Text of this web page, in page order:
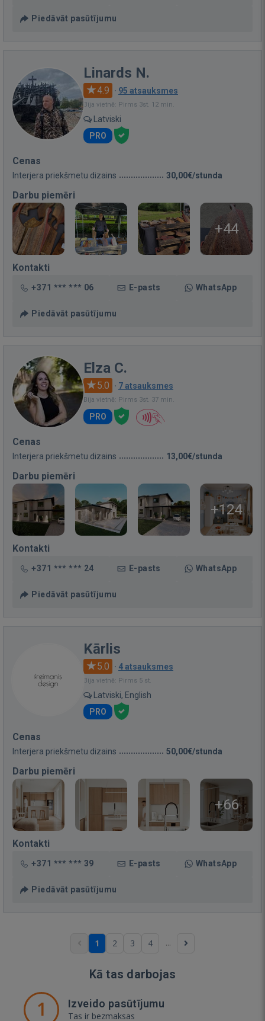
Piedāvāt pasūtījumu
Linards N.
4.9 · 95 atsauksmes
Bija vietnē: Pirms 3st. 12 min.
Latviski
PRO
Cenas
Interjera priekšmetu dizains 30,00€/stunda
Darbu piemēri
+44
Kontakti
+371 *** *** 06 E-pasts WhatsApp
Piedāvāt pasūtījumu
Elza C.
5.0 · 7 atsauksmes
Bija vietnē: Pirms 3st. 37 min.
PRO
Cenas
Interjera priekšmetu dizains 13,00€/stunda
Darbu piemēri
+124
Kontakti
+371 *** *** 24 E-pasts WhatsApp
Piedāvāt pasūtījumu
Kārlis
5.0 · 4 atsauksmes
Bija vietnē: Pirms 5 st.
Latviski, English
PRO
Cenas
Interjera priekšmetu dizains 50,00€/stunda
Darbu piemēri
+66
Kontakti
+371 *** *** 39 E-pasts WhatsApp
Piedāvāt pasūtījumu
1 2 3 4 ...
Kā tas darbojas
1 Izveido pasūtījumu
Tas ir bezmaksas